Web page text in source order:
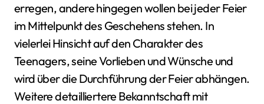
erregen, andere hingegen wollen bei jeder Feier
im Mittelpunkt des Geschehens stehen. In
vielerlei Hinsicht auf den Charakter des
Teenagers, seine Vorlieben und Wünsche und
wird über die Durchführung der Feier abhängen.
Weitere detailliertere Bekanntschaft mit